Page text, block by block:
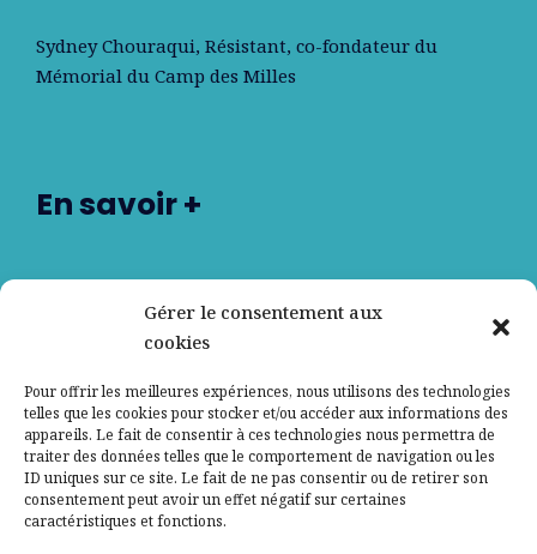
Gérer le consentement aux
cookies
Pour offrir les meilleures expériences, nous utilisons des technologies
telles que les cookies pour stocker et/ou accéder aux informations des
appareils. Le fait de consentir à ces technologies nous permettra de
traiter des données telles que le comportement de navigation ou les
ID uniques sur ce site. Le fait de ne pas consentir ou de retirer son
consentement peut avoir un effet négatif sur certaines
caractéristiques et fonctions.
Sydney Chouraqui, Résistant, co-fondateur du
Mémorial du Camp des Milles
En savoir +
Nos partenaires
Contactez-nous
Mentions légales